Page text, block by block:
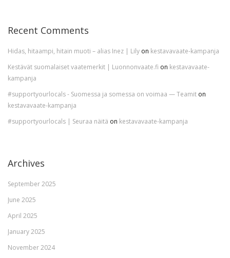
Recent Comments
Hidas, hitaampi, hitain muoti – alias Inez | Lily on kestavavaate-kampanja
Kestävät suomalaiset vaatemerkit | Luonnonvaate.fi on kestavavaate-
kampanja
#supportyourlocals - Suomessa ja somessa on voimaa — Teamit on
kestavavaate-kampanja
#supportyourlocals | Seuraa näitä on kestavavaate-kampanja
Archives
September 2025
June 2025
April 2025
January 2025
November 2024